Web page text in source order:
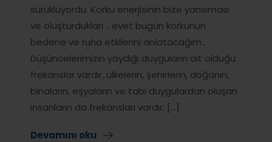
sürüklüyordu. Korku enerjisinin bize yansıması
ve oluşturdukları .. evet bugün korkunun
bedene ve ruha etkilerini anlatacağım..
Düşüncelerimizin yaydığı duyguların ait olduğu
frekanslar vardır, ülkelerin, şehirlerin, doğanın,
binaların, eşyaların ve tabi duygulardan oluşan
insanların da frekansları vardır. [...]
Devamını oku